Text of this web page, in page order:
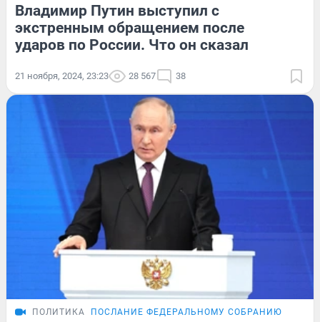
Владимир Путин выступил с
экстренным обращением после
ударов по России. Что он сказал
21 ноября, 2024, 23:23 28 567 38
ПОЛИТИКА ПОСЛАНИЕ ФЕДЕРАЛЬНОМУ СОБРАНИЮ